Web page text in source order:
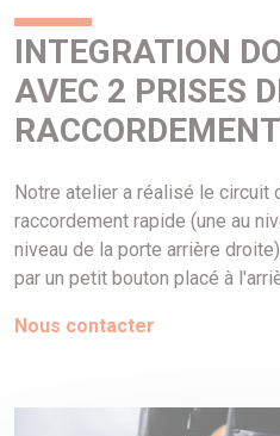
INTEGRATION
AVEC 2 PRISES
RACCORDEMENT
Notre atelier a réalisé le
raccordement rapide (une au
niveau de la porte arrière
par un petit bouton placé à
Nous contacter